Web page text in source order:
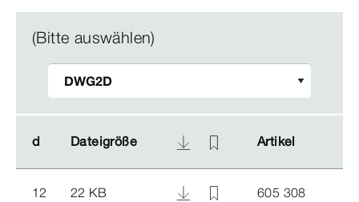
(Bitte auswählen)
d Dateigröße Artikel
d Dateigröße Artikel
12 22 KB 605 308